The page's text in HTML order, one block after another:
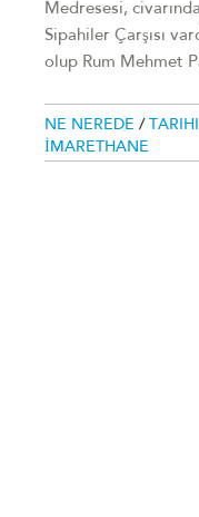
Medresesi,
Sipahiler Çarşısı
olup Rum Mehmet
NE NEREDE /
İMARETHANE